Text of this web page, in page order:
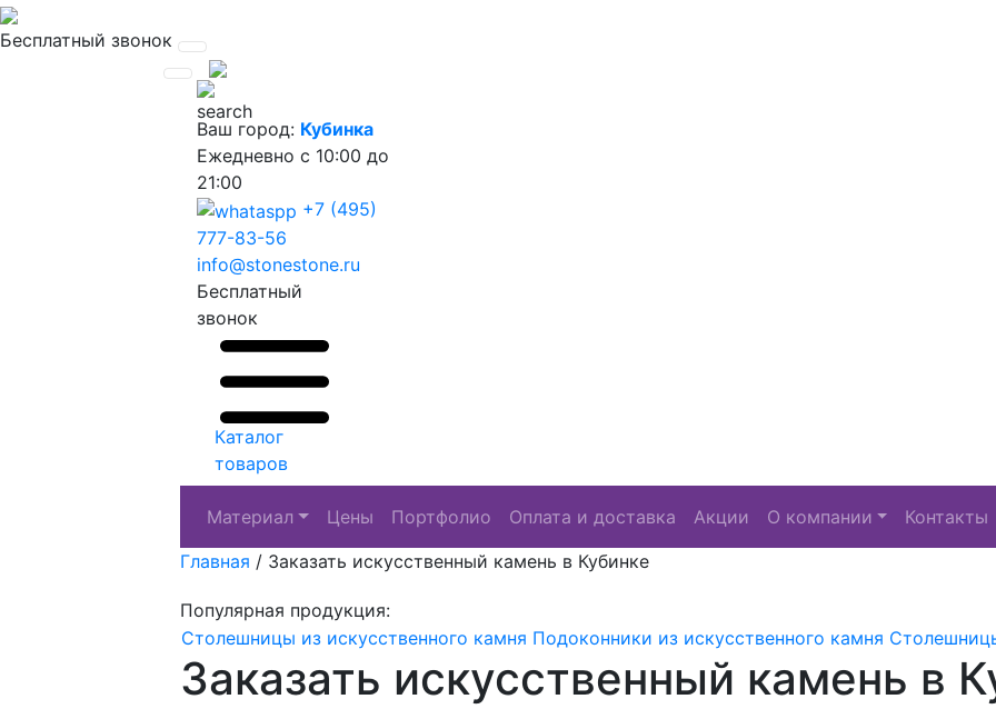
Бесплатный звонок
Ваш город: Кубинка
Ежедневно с 10:00 до
21:00
+7 (495)
777-83-56
info@stonestone.ru
Бесплатный
звонок
Каталог
товаров
Материал Цены Портфолио Оплата и доставка Акции О компании
Контакты
Главная / Заказать искусственный камень в Кубинке
Популярная продукция:
Столешницы из искусственного камня Подоконники из искусственного камня
Заказать искусственный камень в